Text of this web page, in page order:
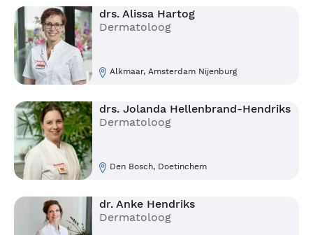
drs. Alissa Hartog
Dermatoloog
Alkmaar, Amsterdam Nijenburg
drs. Jolanda Hellenbrand-Hendriks
Dermatoloog
Den Bosch, Doetinchem
dr. Anke Hendriks
Dermatoloog